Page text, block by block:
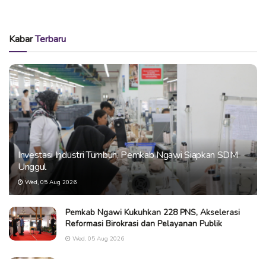
KabarTerbaru
Investasi Industri Tumbuh, Pemkab Ngawi Siapkan SDM
Unggul
Wed, 05 Aug 2026
Pemkab Ngawi Kukuhkan 228 PNS, Akselerasi
Reformasi Birokrasi dan Pelayanan Publik
Wed, 05 Aug 2026